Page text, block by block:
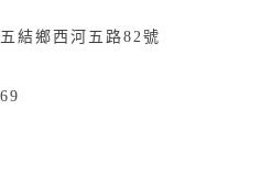
結鄉西河五路82號